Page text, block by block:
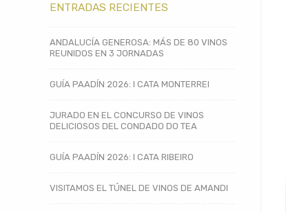
ENTRADAS RECIENTES
ANDALUCÍA GENEROSA: MÁS DE 80 VINOS
REUNIDOS EN 3 JORNADAS
GUÍA PAADÍN 2026: I CATA MONTERREI
JURADO EN EL CONCURSO DE VINOS
DELICIOSOS DEL CONDADO DO TEA
GUÍA PAADÍN 2026: I CATA RIBEIRO
VISITAMOS EL TÚNEL DE VINOS DE AMANDI